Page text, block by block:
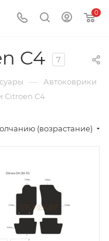
0
C4 7
— Автоковрики
Citroen C4
(возрастание)